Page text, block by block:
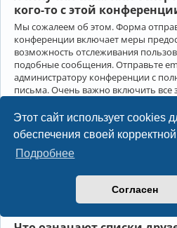
Этот сайт использует cookies
обеспечения своей
Подробнее
Согласен
кого-то с этой
Мы сожалеем об этом. Форма
конференции включает меры
возможность отслеживания
подобные сообщения. Отправьте
администратору конференции с
письма. Очень важно включить все
Администратор конференции
меры.
Друзья и недруги